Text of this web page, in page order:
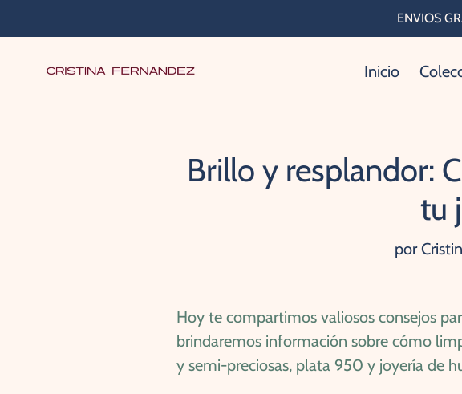
directamente
ENVIOS
Inicio
Brillo y resplandor:
tu
por
Hoy te compartimos valiosos consejos
brindaremos información sobre cómo
y semi-preciosas, plata 950 y joyería de